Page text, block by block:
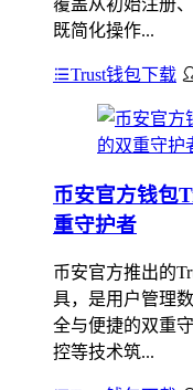
既简化操作...
Trust钱包下载
币安官方钱包
重守护者
币安官方推出的
具，是用户管理
全与便捷的双重
控等技术筑...